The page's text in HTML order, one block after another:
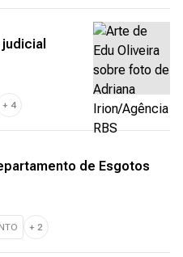
+ 4
de Esgotos
+ 2